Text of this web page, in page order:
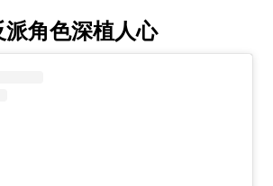
派角色深植人心